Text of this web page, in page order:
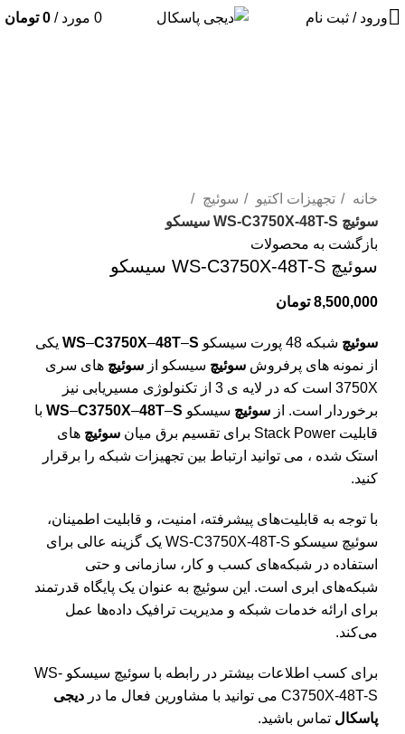
ورود / ثبت نام 0 مورد /
0 تومان
خانه
تجهیزات اکتیو
سوئيچ
سوئيچ WS-C3750X-48T-S سیسکو
بازگشت به محصولات
سوئيچ WS-C3750X-48T-S سیسکو
8,500,000 تومان
سوئیچ شبکه 48 پورت سیسکو WS–C3750X–48T–S
یکی
از نمونه های پرفروش سوئیچ سیسکو از سوئیچ های سری
3750X است که در لایه ی 3 از تکنولوژی مسیریابی نیز
برخوردار است. از سوئیچ سیسکو WS–C3750X–48T–S
با
قابلیت Stack Power برای تقسیم برق میان
سوئیچ های
استک شده ، می توانید ارتباط بین تجهیزات شبکه را برقرار
کنید.
با توجه به قابلیت‌های پیشرفته، امنیت، و قابلیت اطمینان،
سوئیچ سیسکو WS-C3750X-48T-S یک گزینه عالی برای
استفاده در شبکه‌های کسب و کار، سازمانی و حتی
شبکه‌های ابری است. این سوئیچ به عنوان یک پایگاه قدرتمند
برای ارائه خدمات شبکه و مدیریت ترافیک داده‌ها عمل
می‌کند.
برای کسب اطلاعات بیشتر در رابطه با سوئیچ سیسکو WS-
C3750X-48T-S می توانید با مشاورین فعال ما در
دیجی
پاسکال تماس باشید.